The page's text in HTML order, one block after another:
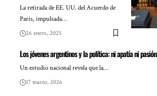
La retirada de EE. UU. del Acuerdo de
París, impulsada…
26 enero, 2025
Los jóvenes argentinos y la política: ni apatía ni pasión
Un estudio nacional revela que la…
17 marzo, 2026